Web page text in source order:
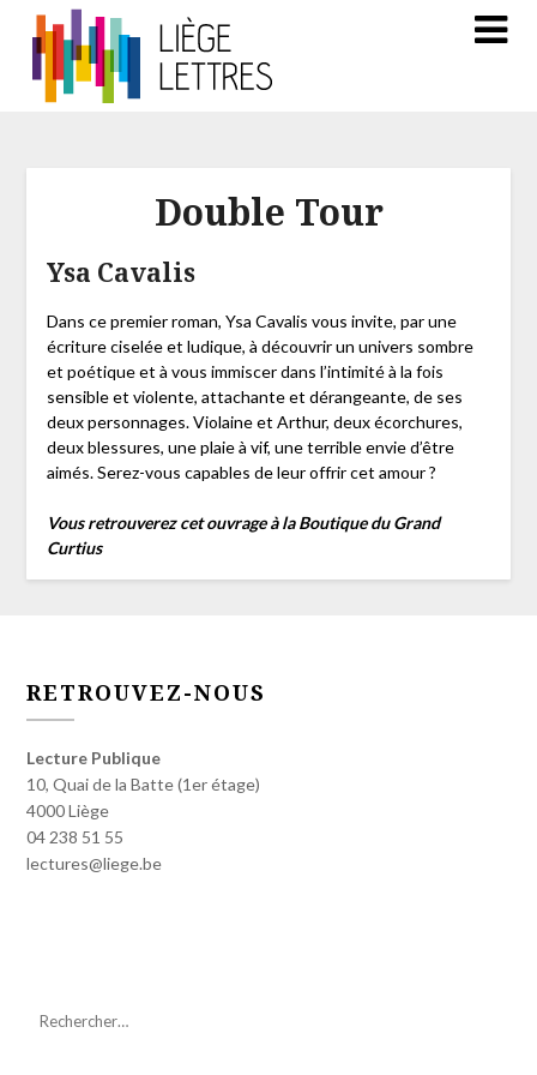
Double Tour
Ysa Cavalis
Dans ce premier roman, Ysa Cavalis vous invite, par une
écriture ciselée et ludique, à découvrir un univers sombre
et poétique et à vous immiscer dans l’intimité à la fois
sensible et violente, attachante et dérangeante, de ses
deux personnages. Violaine et Arthur, deux écorchures,
deux blessures, une plaie à vif, une terrible envie d’être
aimés. Serez-vous capables de leur offrir cet amour ?
Vous retrouverez cet ouvrage à la Boutique du Grand
Curtius
RETROUVEZ-NOUS
Lecture Publique
10, Quai de la Batte (1er étage)
4000 Liège
04 238 51 55
lectures@liege.be